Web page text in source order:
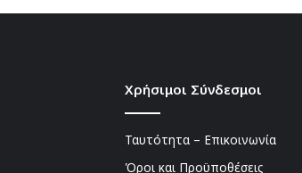
Χρήσιμοι Σύνδεσμοι
Ταυτότητα – Επικοινωνία
Όροι και Προϋποθέσεις